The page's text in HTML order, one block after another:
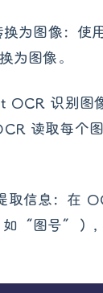
为图像：使
为图像。
OCR 识别图
读取每个
取信息：在
如“图号”）